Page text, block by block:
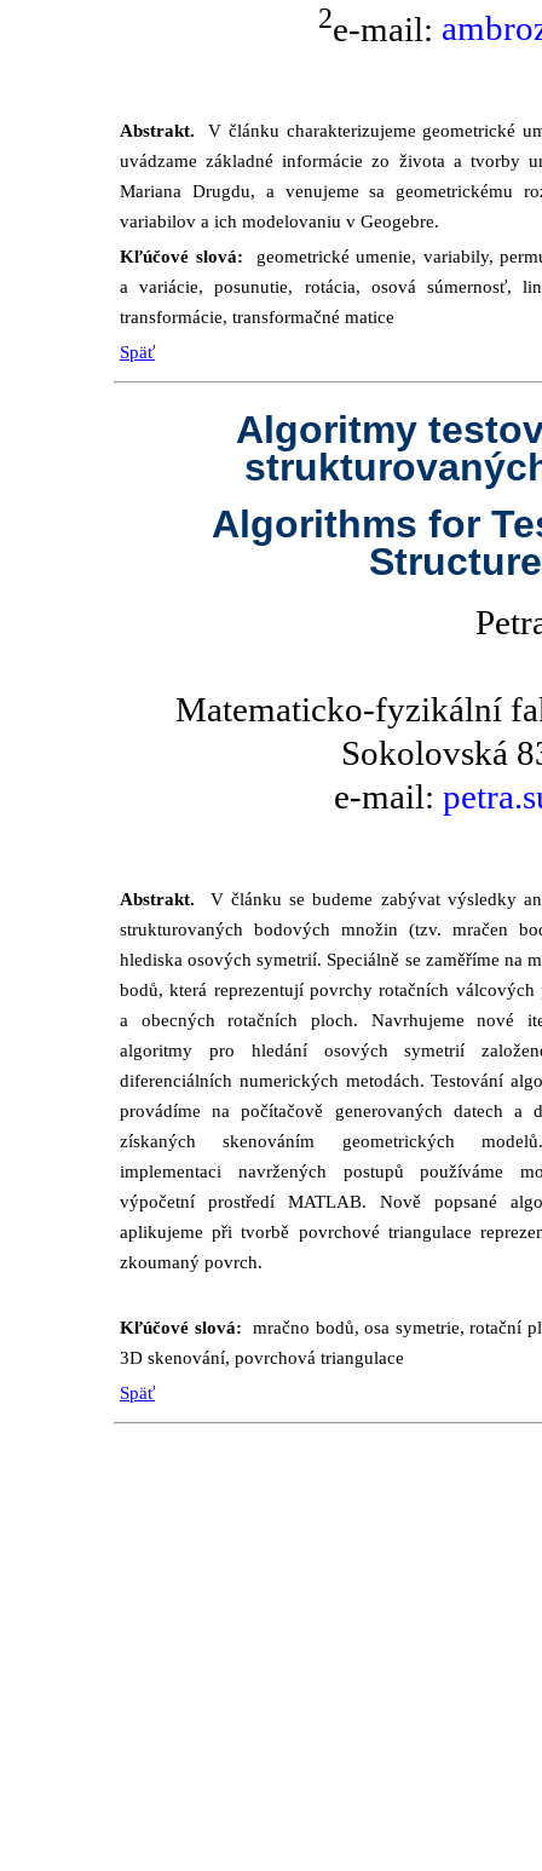
2e-mail:
Abstrakt.V článku charakterizujeme geometrické
uvádzame základné informácie zo života a tvorby
Mariana Drugdu, a venujeme sa geometrickému
variabilov a ich modelovaniu v Geogebre.
Kľúčové slová: geometrické umenie, variabily,
a variácie, posunutie, rotácia, osová súmernosť,
transformácie, transformačné matice
Späť
Algoritmy
Algorithms for
Matematicko-fyzikální
Sokolovská
e-mail:
Abstrakt. V článku se budeme zabývat výsledky
strukturovaných bodových množin (tzv. mračen
hlediska osových symetrií. Speciálně se zaměříme na
bodů, která reprezentují povrchy rotačních válcových
a obecných rotačních ploch. Navrhujeme nové
algoritmy pro hledání osových symetrií
diferenciálních numerických metodách. Testování
provádíme na počítačově generovaných datech a
získaných skenováním geometrických
implementaci navržených postupů používáme
výpočetní prostředí MATLAB. Nově popsané
aplikujeme při tvorbě povrchové triangulace
zkoumaný povrch.
Kľúčové slová: mračno bodů, osa symetrie, rotační
3D skenování, povrchová triangulace
Späť